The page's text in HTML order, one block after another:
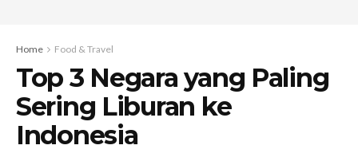
Home Food & Travel
Top 3 Negara yang Paling
Sering Liburan ke
Indonesia